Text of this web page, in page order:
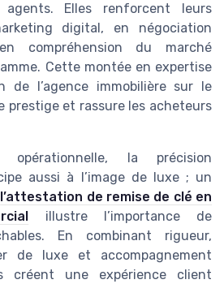
Elles renforcent leurs
digital, en négociation
compréhension du marché
Cette montée en expertise
de l’agence immobilière sur le
prestige et rassure les acheteurs
la précision
aussi à l’image de luxe ; un
l’attestation de remise de clé en
illustre l’importance de
En combinant rigueur,
de luxe et accompagnement
créent une expérience client